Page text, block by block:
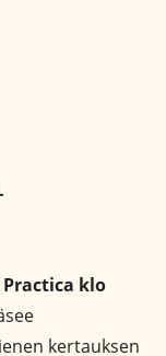
Practica klo
kertauksen